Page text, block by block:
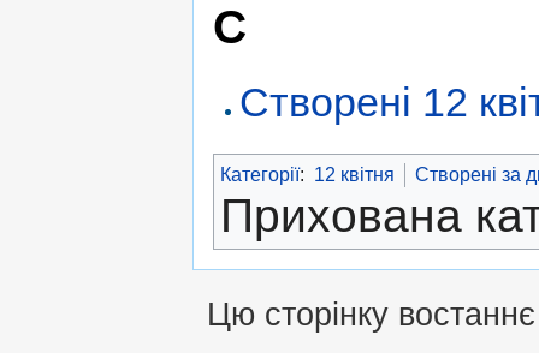
С
Створені 12
Категорії: 12 квітня Створені за
Прихована
Цю сторінку